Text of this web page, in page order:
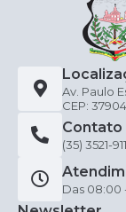
Av. Paulo
CEP:
Contato
(35) 3521-
Das 08:00